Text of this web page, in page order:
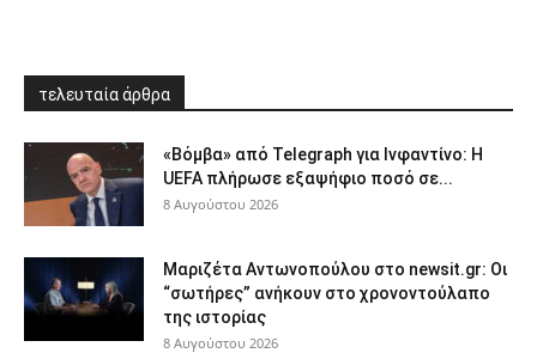
τελευταία άρθρα
«Βόμβα» από Telegraph για Ινφαντίνο: Η
UEFA πλήρωσε εξαψήφιο ποσό σε...
8 Αυγούστου 2026
Μαριζέτα Αντωνοπούλου στο newsit.gr: Οι
“σωτήρες” ανήκουν στο χρονοντούλαπο
της ιστορίας
8 Αυγούστου 2026